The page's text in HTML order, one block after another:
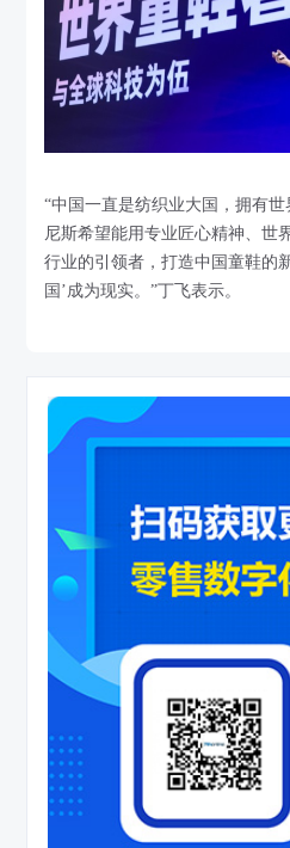
“中国一直是纺织业大国，拥有
尼斯希望能用专业匠心精神、世
行业的引领者，打造中国童鞋的
国’成为现实。”丁飞表示。